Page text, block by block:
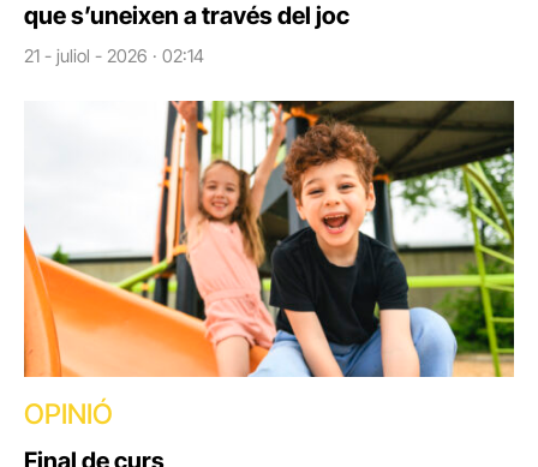
que s’uneixen a través del joc
21 - juliol - 2026 · 02:14
OPINIÓ
Final de curs